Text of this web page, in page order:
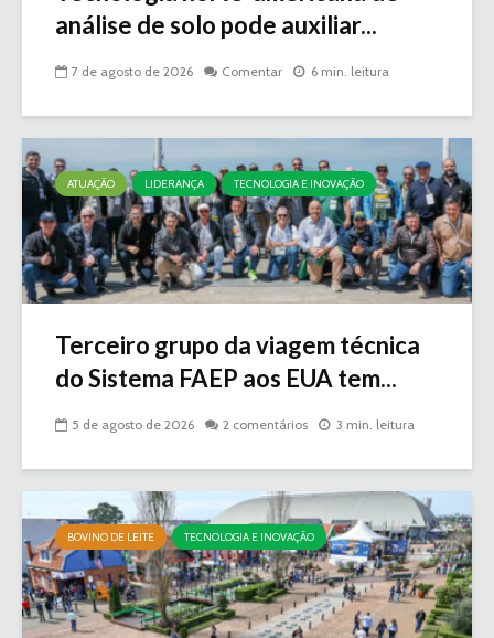
análise de solo pode auxiliar...
7 de agosto de 2026 Comentar 6 min. leitura
ATUAÇÃO LIDERANÇA TECNOLOGIA E INOVAÇÃO
Terceiro grupo da viagem técnica
do Sistema FAEP aos EUA tem...
5 de agosto de 2026 2 comentários 3 min. leitura
BOVINO DE LEITE TECNOLOGIA E INOVAÇÃO